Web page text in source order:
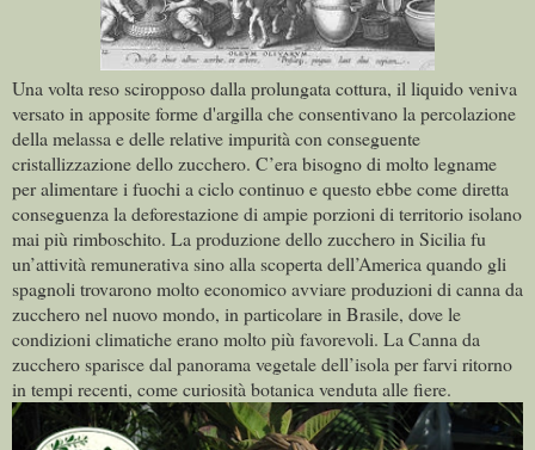
Una volta reso sciropposo dalla prolungata cottura, il liquido veniva
versato in apposite forme d'argilla che consentivano la percolazione
della melassa e delle relative impurità con conseguente
cristallizzazione dello zucchero. C’era bisogno di molto legname
per alimentare i fuochi a ciclo continuo e questo ebbe come diretta
conseguenza la deforestazione di ampie porzioni di territorio isolano
mai più rimboschito. La produzione dello zucchero in Sicilia fu
un’attività remunerativa sino alla scoperta dell’America quando gli
spagnoli trovarono molto economico avviare produzioni di canna da
zucchero nel nuovo mondo, in particolare in Brasile, dove le
condizioni climatiche erano molto più favorevoli. La Canna da
zucchero sparisce dal panorama vegetale dell’isola per farvi ritorno
in tempi recenti, come curiosità botanica venduta alle fiere.